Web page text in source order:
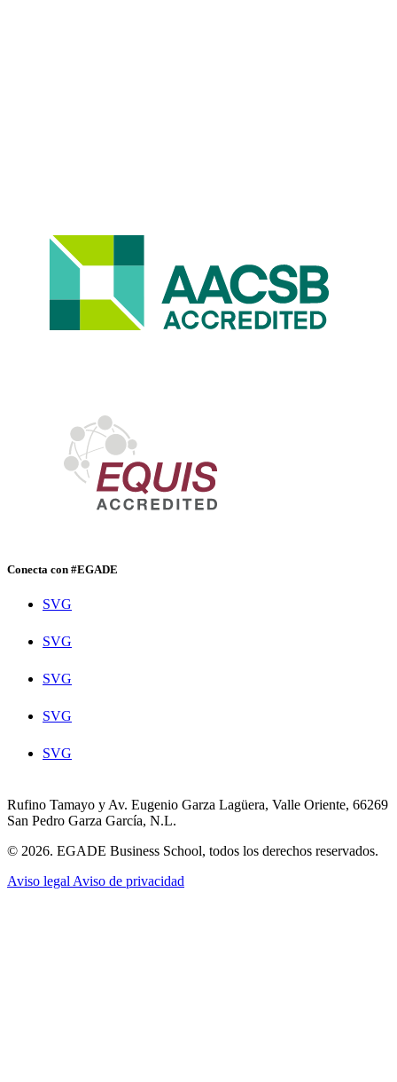
Conecta con #EGADE
SVG
SVG
SVG
SVG
SVG
Rufino Tamayo y Av. Eugenio Garza Lagüera, Valle Oriente, 66269
San Pedro Garza García, N.L.
© 2026. EGADE Business School, todos los derechos reservados.
Aviso legal Aviso de privacidad